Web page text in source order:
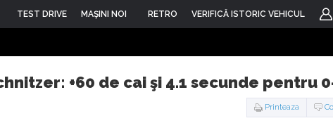
TEST DRIVE MAŞINI NOI RETRO VERIFICĂ ISTORIC VEHICUL
+60 de cai şi 4.1 secunde pentru
Printeaza